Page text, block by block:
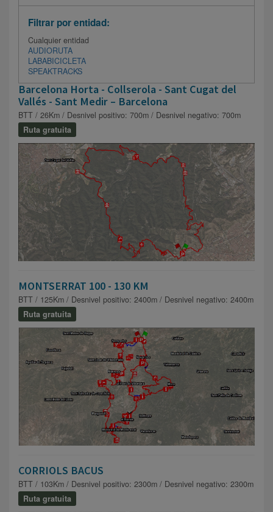
Filtrar por entidad:
Cualquier entidad
AUDIORUTA
LABABICICLETA
SPEAKTRACKS
Barcelona Horta - Collserola - Sant Cugat del
Vallés - Sant Medir – Barcelona
BTT / 26Km / Desnivel positivo: 700m / Desnivel negativo: 700m
Ruta gratuita
MONTSERRAT 100 - 130 KM
BTT / 125Km / Desnivel positivo: 2400m / Desnivel negativo: 2400m
Ruta gratuita
CORRIOLS BACUS
BTT / 103Km / Desnivel positivo: 2300m / Desnivel negativo: 2300m
Ruta gratuita